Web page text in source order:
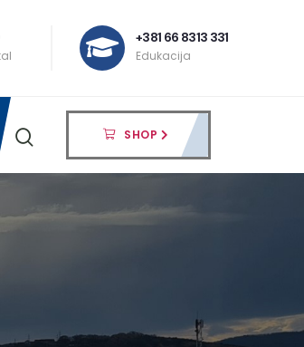
+381 66 8313 331
Edukacija
SHOP